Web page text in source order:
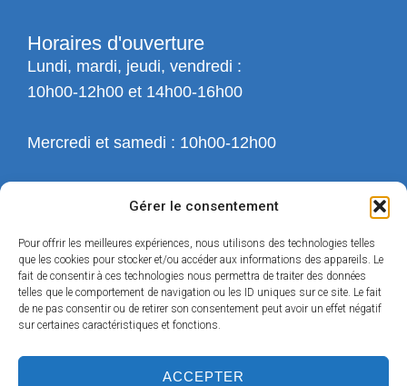
Gérer le consentement
Pour offrir les meilleures expériences, nous utilisons des technologies telles
que les cookies pour stocker et/ou accéder aux informations des appareils. Le
fait de consentir à ces technologies nous permettra de traiter des données
telles que le comportement de navigation ou les ID uniques sur ce site. Le fait
de ne pas consentir ou de retirer son consentement peut avoir un effet négatif
sur certaines caractéristiques et fonctions.
ACCEPTER
Horaires d'ouverture
Lundi, mardi, jeudi, vendredi :
10h00-12h00 et 14h00-16h00
Mercredi et samedi : 10h00-12h00